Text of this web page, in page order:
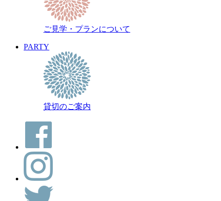
ご見学・プランについて
PARTY
貸切のご案内